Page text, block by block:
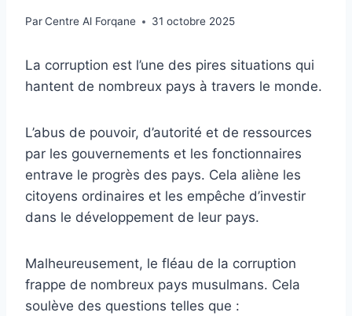
ParCentre Al Forqane 31 octobre 2025
La corruption est l’une des pires situations qui
hantent de nombreux pays à travers le monde.
L’abus de pouvoir, d’autorité et de ressources
par les gouvernements et les fonctionnaires
entrave le progrès des pays. Cela aliène les
citoyens ordinaires et les empêche d’investir
dans le développement de leur pays.
Malheureusement, le fléau de la corruption
frappe de nombreux pays musulmans. Cela
soulève des questions telles que :